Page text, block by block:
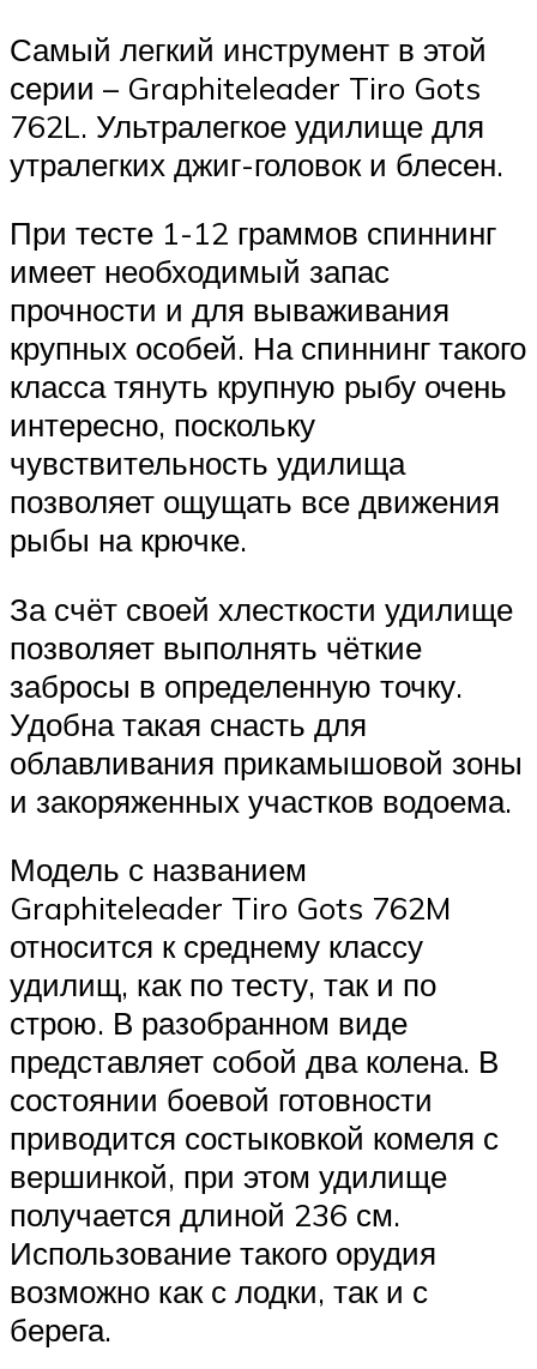
Самый легкий инструмент в этой
серии – Graphiteleader Tiro Gots
762L. Ультралегкое удилище для
утралегких джиг-головок и блесен.
При тесте 1-12 граммов спиннинг
имеет необходимый запас
прочности и для вываживания
крупных особей. На спиннинг такого
класса тянуть крупную рыбу очень
интересно, поскольку
чувствительность удилища
позволяет ощущать все движения
рыбы на крючке.
За счёт своей хлесткости удилище
позволяет выполнять чёткие
забросы в определенную точку.
Удобна такая снасть для
облавливания прикамышовой зоны
и закоряженных участков водоема.
Модель с названием
Graphiteleader Tiro Gots 762M
относится к среднему классу
удилищ, как по тесту, так и по
строю. В разобранном виде
представляет собой два колена. В
состоянии боевой готовности
приводится состыковкой комеля с
вершинкой, при этом удилище
получается длиной 236 см.
Использование такого орудия
возможно как с лодки, так и с
берега.